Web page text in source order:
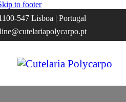
to footer
547 Lisboa | Portugal